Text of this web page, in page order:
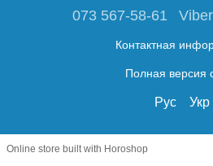
073 567-58-61 Viber
Контактная
Полная версия
Рус Укр
Online store built with Horoshop